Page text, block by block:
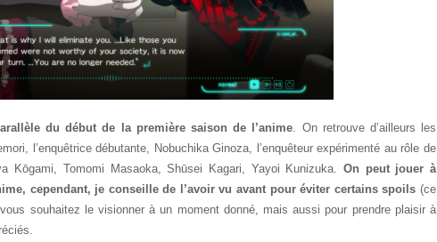
du début de la première saison de l’anime. On retrouve d’ailleurs les
l’enquêtrice débutante, Nobuchika Ginoza, l’enquêteur expérimenté au rôle de
Kōgami, Tomomi Masaoka, Shūsei Kagari, Yayoi Kunizuka. On peut jouer à
cependant, je conseille de l’avoir vu avant pour éviter certains spoils (ce
souhaitez le visionner à un moment donné, mais aussi pour prendre plaisir à